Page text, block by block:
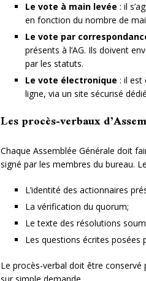
Le vote à main levée : il
en fonction du nombre de
Le vote par
présents à l’AG. Ils doivent
par les statuts.
Le vote électronique : il est
ligne, via un site sécurisé
Les procès-verbaux
Chaque Assemblée Générale doit
signé par les membres du bureau.
L’identité des actionnaires
La vérification du quorum;
Le texte des résolutions
Les questions écrites posées
Le procès-verbal doit être